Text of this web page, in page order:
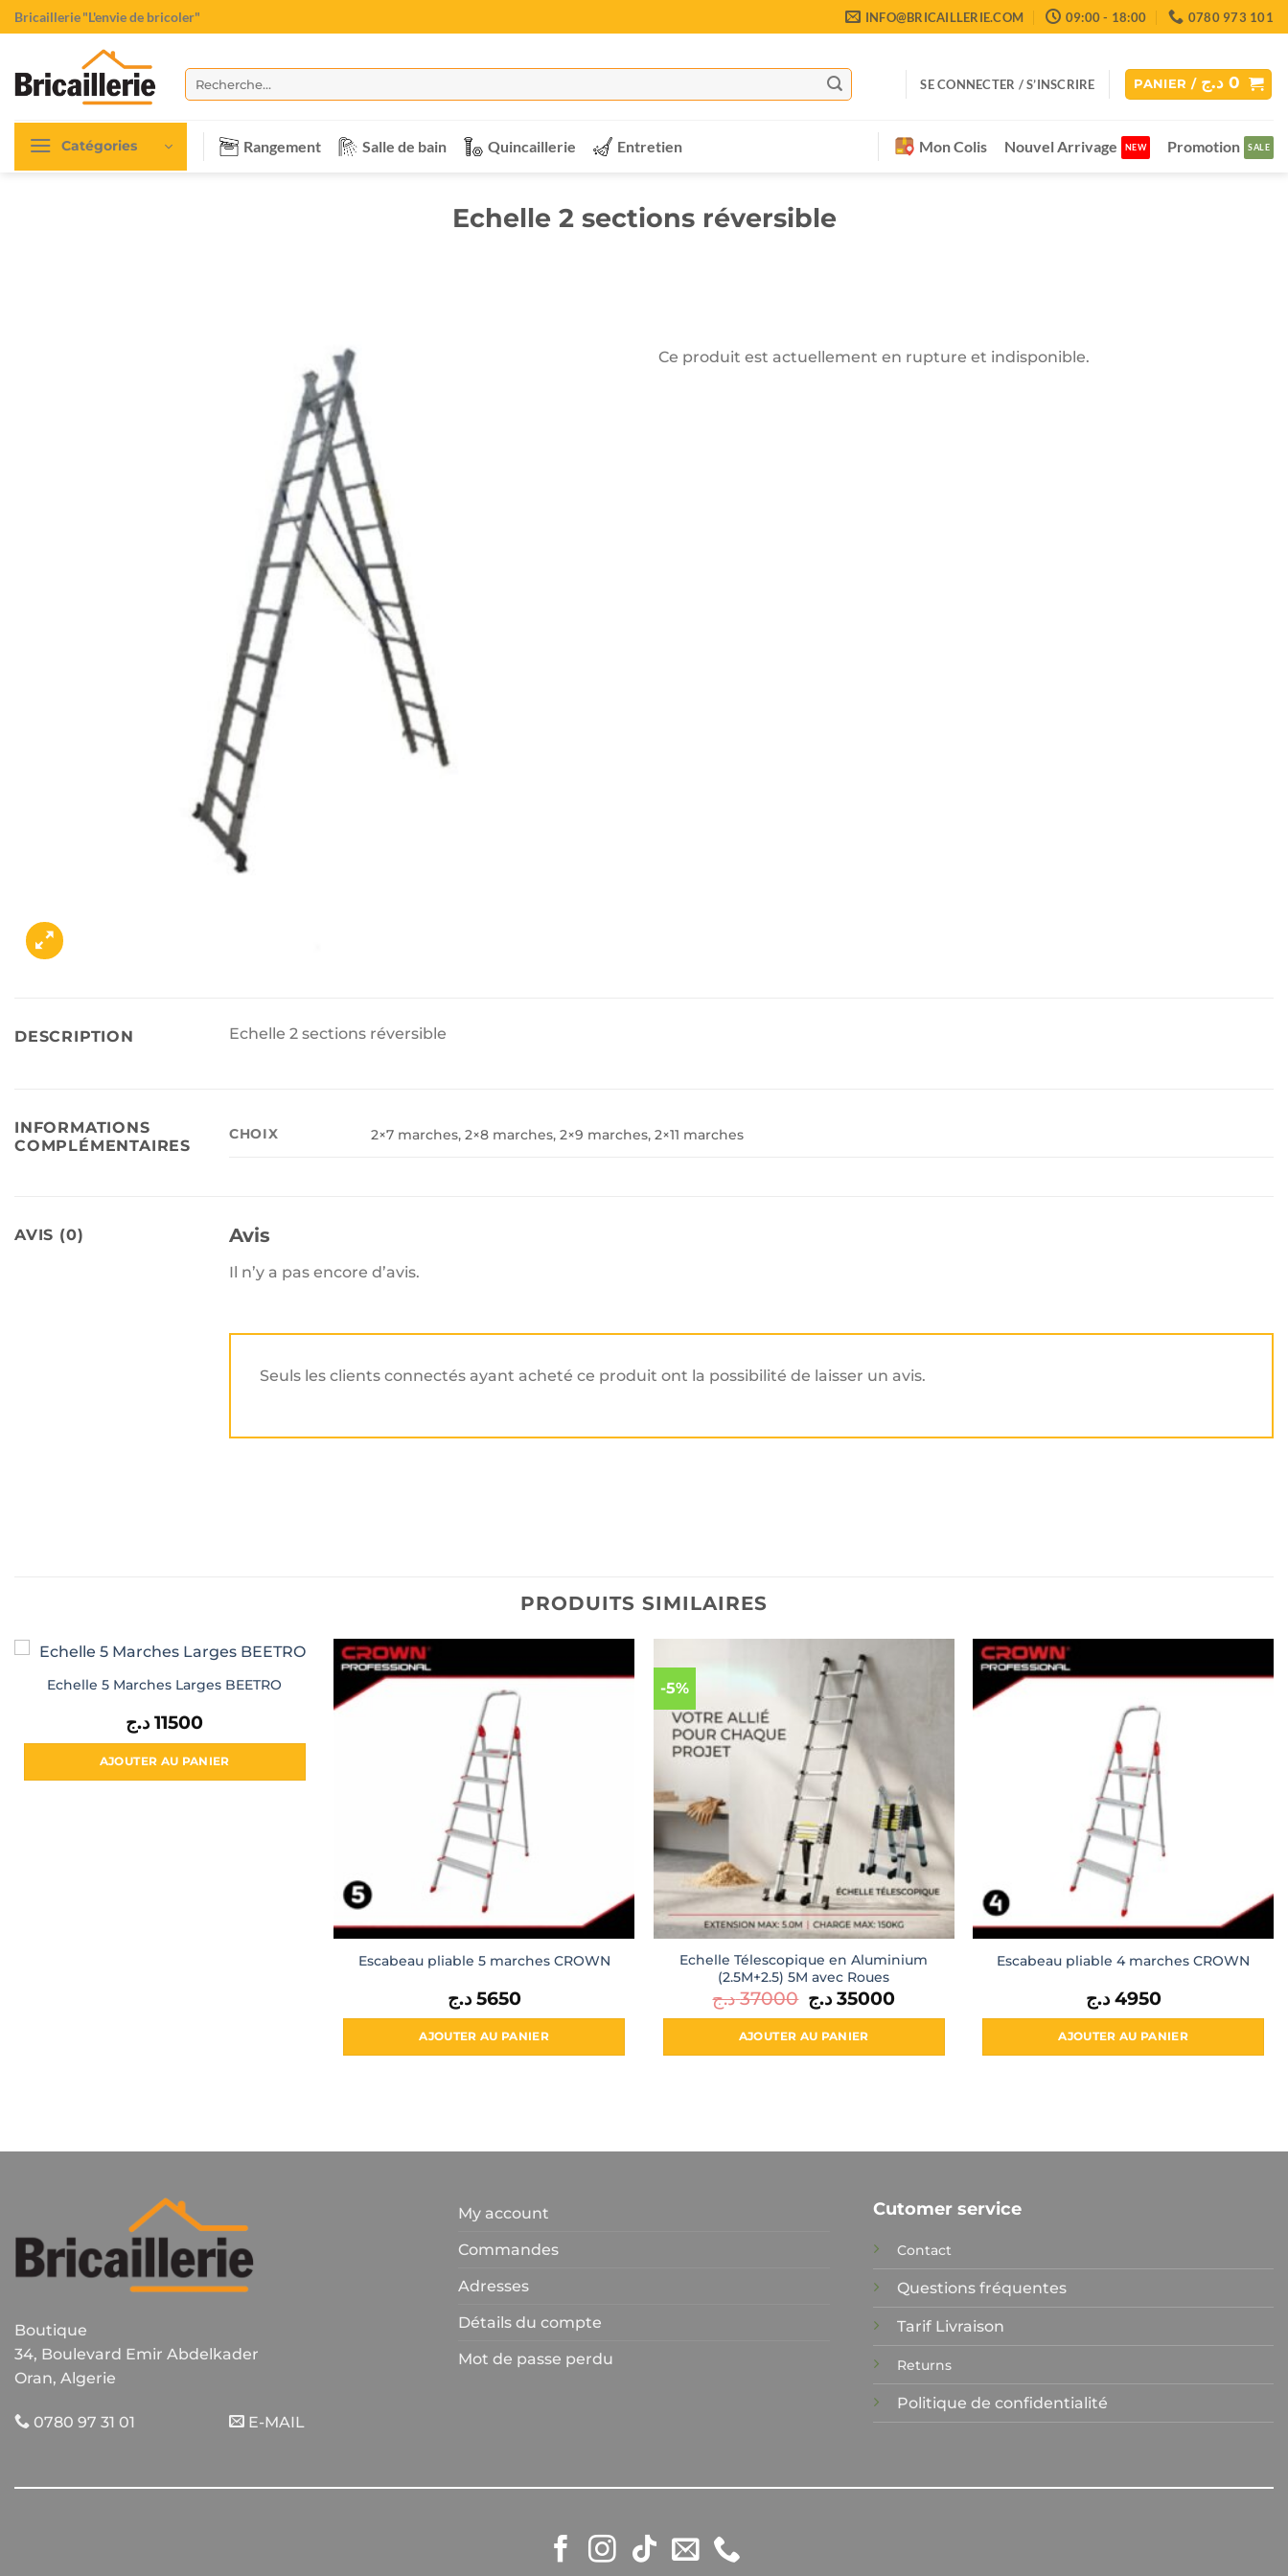
Passer
au
Bricaillerie "L'envie de bricoler" INFO@BRICAILLERIE.COM 09:00 - 18:00 0780 973 101
Recherche
pour :
SE CONNECTER / S’INSCRIRE PANIER / 0 د.ج
Catégories Rangement Salle de bain Quincaillerie Entretien Mon Colis Nouvel Arrivage Promotion
Echelle 2 sections réversible
Ce produit est actuellement en rupture et indisponible.
DESCRIPTION Echelle 2 sections réversible
INFORMATIONS
COMPLÉMENTAIRES
CHOIX 2×7 marches, 2×8 marches, 2×9 marches, 2×11 marches
AVIS (0) Avis
Il n’y a pas encore d’avis.
Seuls les clients connectés ayant acheté ce produit ont la possibilité de laisser un avis.
PRODUITS SIMILAIRES
Echelle 5 Marches Larges BEETRO
11500 د.ج
AJOUTER AU PANIER
Escabeau pliable 5 marches CROWN
5650 د.ج
AJOUTER AU PANIER
-5%
Echelle Télescopique en Aluminium
(2.5M+2.5) 5M avec Roues
37000 د.ج Le
prix
initial
était :
35000 د.ج Le
actuel
AJOUTER AU PANIER
Escabeau pliable 4 marches CROWN
4950 د.ج
AJOUTER AU PANIER
Boutique
34, Boulevard Emir Abdelkader
Oran, Algerie
0780 97 31 01 E-MAIL
My account
Commandes
Adresses
Détails du compte
Mot de passe perdu
Cutomer service
Contact
Questions fréquentes
Tarif Livraison
Returns
Politique de confidentialité